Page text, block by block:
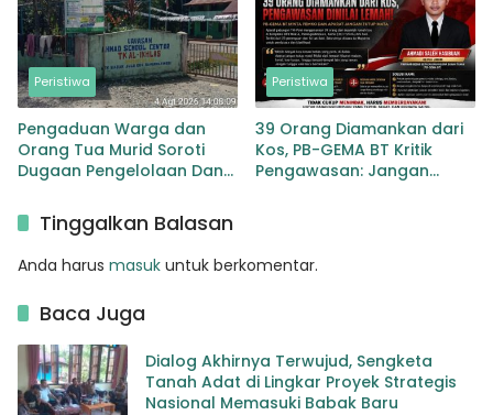
Peristiwa
Pengaduan Warga dan
Orang Tua Murid Soroti
Dugaan Pengelolaan Dana
Tapanuli Selatan
Peristiwa
39 Orang Diamankan dari
Kos, PB-GEMA BT Kritik
Pengawasan: Jangan
Tinggalkan Balasan
Anda harus masuk untuk berkomentar.
Baca Juga
Dialog Akhirnya Terwujud, Sengketa
Tanah Adat di Lingkar Proyek Strategis
Nasional Memasuki Babak Baru